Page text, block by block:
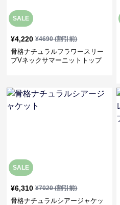
SALE
¥4,220 ¥4690(割引前)
骨格ナチュラルフラワースリー
ブVネックサマーニットトップ
SALE
¥6,310 ¥7020(割引前)
骨格ナチュラルシアージャケッ